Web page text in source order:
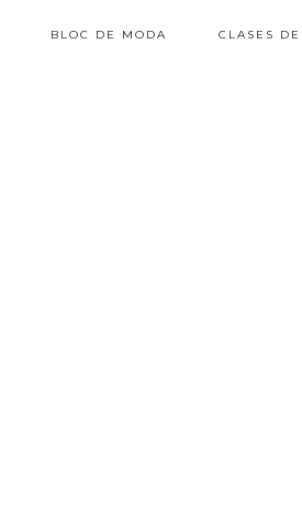
BLOC DE MODA CLASES